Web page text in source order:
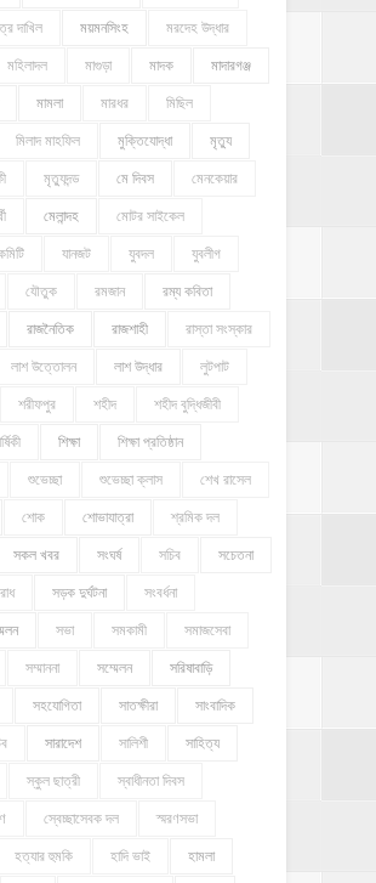
দাখিল ময়মনসিংহ মরদেহ উদ্ধার
মহিলাদল মাগুড়া মাদক মাদারগঞ্জ
মামলা মারধর মিছিল
মিলাদ মাহফিল মুক্তিযোদ্ধা মৃত্যু
মৃত্যুদন্ড মে দিবস মেনকেয়ার
মেলান্দহ মোটর সাইকেল
যানজট যুবদল যুবলীগ
যৌতুক রমজান রম্য কবিতা
রাজনৈতিক রাজশাহী রাস্তা সংস্কার
লাশ উত্তোলন লাশ উদ্ধার লুটপাট
শরীফপুর শহীদ শহীদ বুদ্ধিজীবী
শিক্ষা শিক্ষা প্রতিষ্ঠান
শুভেচ্ছা শুভেচ্ছা ক্লাস শেখ রাসেল
শোক শোভাযাত্রা শ্রমিক দল
সকল খবর সংঘর্ষ সচিব সচেতনা
সড়ক দুর্ঘটনা সংবর্ধনা
সভা সমকামী সমাজসেবা
সম্মাননা সম্মেলন সরিষাবাড়ি
সহযোগিতা সাতক্ষীরা সাংবাদিক
সারাদেশ সালিশী সাহিত্য
স্কুল ছাত্রী স্বাধীনতা দিবস
স্বেচ্ছাসেবক দল স্মরণসভা
হত্যার হুমকি হাদি ভাই হামলা